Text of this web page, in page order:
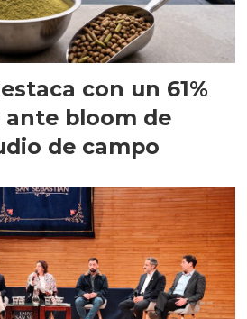
con un 61%
ante bloom de
de campo